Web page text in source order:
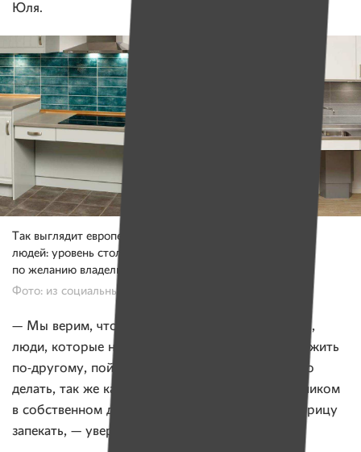
Юля.
Так выглядит европейская кухня для особенных
людей: уровень столешницы и плиты регулируются
по желанию владельца
Фото: из социальных сетей героев
— Мы верим, что, когда наш проект реализуется,
люди, которые не понимают сейчас, что можно жить
по-другому, поймут, что они тоже могут все это
делать, так же как и мы: не чувствовать себя узником
в собственном доме, мыться, оладьи жарить, курицу
запекать, — уверена наша героиня.